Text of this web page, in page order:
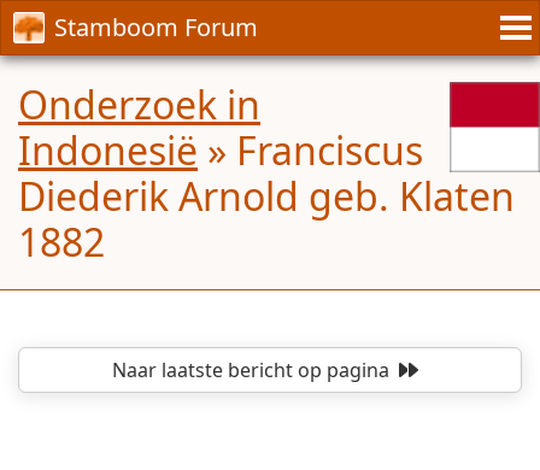
Stamboom Forum
Onderzoek in
Indonesië » Franciscus
Diederik Arnold geb. Klaten
1882
Naar laatste berichtop pagina